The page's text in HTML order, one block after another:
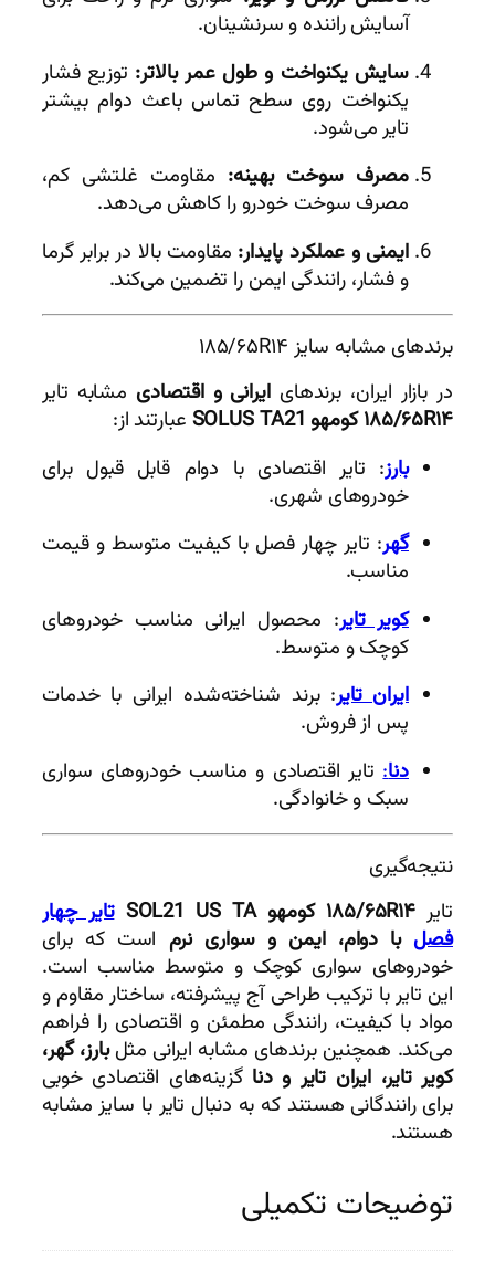
آسایش راننده و سرنشینان.
سایش یکنواخت و طول عمر بالاتر: توزیع فشار
یکنواخت روی سطح تماس باعث دوام بیشتر
تایر می‌شود.
مصرف سوخت بهینه: مقاومت غلتشی کم،
مصرف سوخت خودرو را کاهش می‌دهد.
ایمنی و عملکرد پایدار: مقاومت بالا در برابر گرما
و فشار، رانندگی ایمن را تضمین می‌کند.
برندهای مشابه سایز ۱۸۵/۶۵R۱۴
در بازار ایران، برندهایایرانی و اقتصادی مشابه تایر
۱۸۵/۶۵R۱۴ کومهو SOLUS TA21
عبارتند از:
بارز: تایر اقتصادی با دوام قابل قبول برای
خودروهای شهری.
گهر: تایر چهار فصل با کیفیت متوسط و قیمت
مناسب.
کویر تایر: محصول ایرانی مناسب خودروهای
کوچک و متوسط.
ایران تایر: برند شناخته‌شده ایرانی با خدمات
پس از فروش.
دنا:تایر اقتصادی و مناسب خودروهای سواری
سبک و خانوادگی.
نتیجه‌گیری
تایر ۱۸۵/۶۵R۱۴ کومهو SOL 21 US TA
تایر چهار
فصل با دوام، ایمن و سواری نرم است که برای
خودروهای سواری کوچک و متوسط مناسب است.
این تایر با ترکیب طراحی آج پیشرفته، ساختار مقاوم و
مواد با کیفیت، رانندگی مطمئن و اقتصادی را فراهم
می‌کند. همچنین برندهای مشابه ایرانی مثلبارز، گهر،
کویر تایر، ایران تایر و دنا گزینه‌های اقتصادی خوبی
برای رانندگانی هستند که به دنبال تایر با سایز مشابه
هستند.
توضیحات تکمیلی